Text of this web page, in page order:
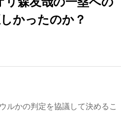
かったのか？
ルかの判定を協議して決めるこ